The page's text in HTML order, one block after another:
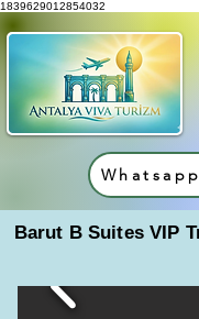
1839629012854032
Whatsapp
Barut B Suites VIP